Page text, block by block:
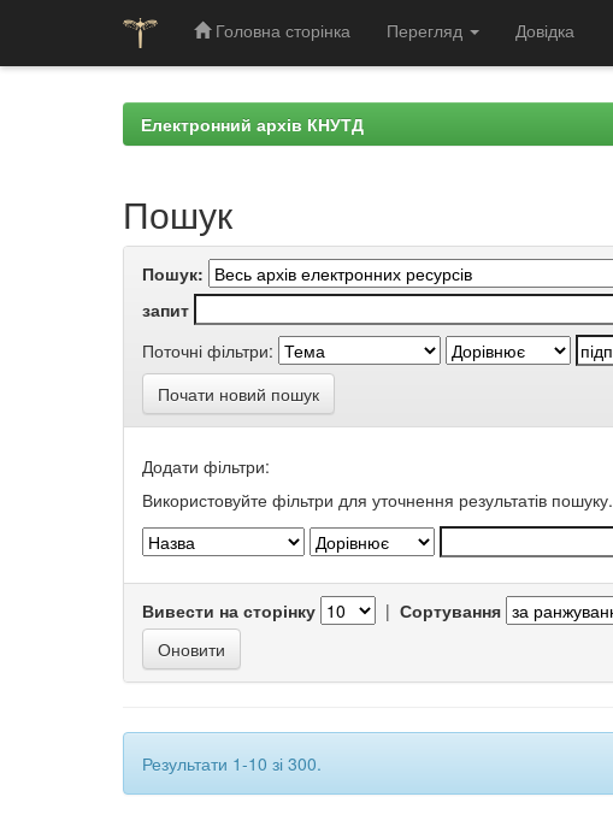
Головна сторінка Перегляд Довідка
Електронний архів КНУТД
Пошук
Пошук:
запит
Поточні фільтри:
Почати новий пошук
Додати фільтри:
Використовуйте фільтри для уточнення результатів пошуку.
Вивести на сторінку | Сортування
Результати 1-10 зі 300.